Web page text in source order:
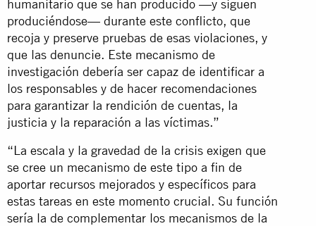
humanitario que se han producido —y siguen
produciéndose— durante este conflicto, que
recoja y preserve pruebas de esas violaciones, y
que las denuncie. Este mecanismo de
investigación debería ser capaz de identificar a
los responsables y de hacer recomendaciones
para garantizar la rendición de cuentas, la
justicia y la reparación a las víctimas.”
“La escala y la gravedad de la crisis exigen que
se cree un mecanismo de este tipo a fin de
aportar recursos mejorados y específicos para
estas tareas en este momento crucial. Su función
sería la de complementar los mecanismos de la